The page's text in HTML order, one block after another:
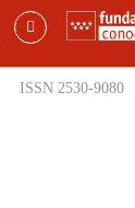
ISSN 2530-9080